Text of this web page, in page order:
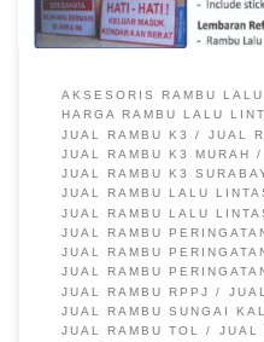
AKSESORIS RAMBU
HARGA RAMBU LALU
JUAL RAMBU K3
JUAL
JUAL RAMBU K3 MURAH
JUAL RAMBU K3
JUAL RAMBU LALU
JUAL RAMBU LALU
JUAL RAMBU
JUAL RAMBU
JUAL RAMBU
JUAL RAMBU RPPJ
JUAL RAMBU SUNGAI
JUAL RAMBU TOL
JUAL